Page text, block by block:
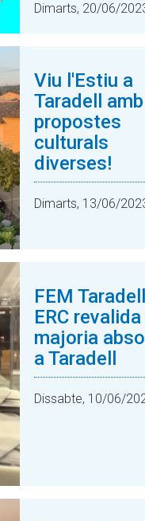
Dimarts, 20/06/
Viu l'Estiu a
Taradell amb
propostes
culturals
diverses!
Dimarts, 13/06/
FEM
ERC
majoria
a Taradell
Dissabte, 10/06/